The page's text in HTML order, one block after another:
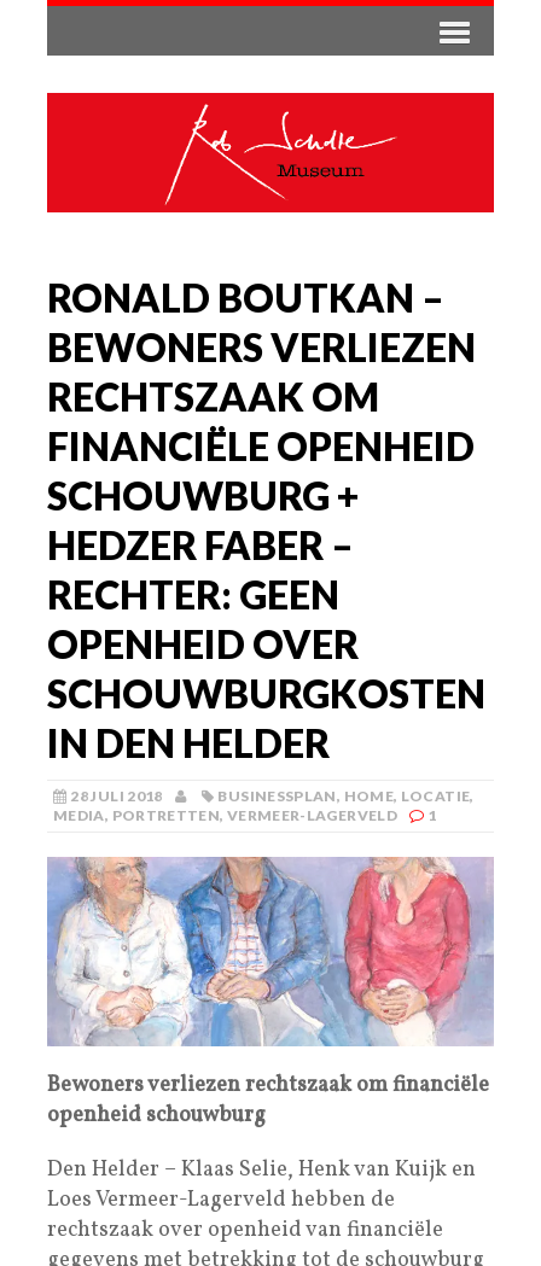
RONALD BOUTKAN –
BEWONERS VERLIEZEN
RECHTSZAAK OM
FINANCIËLE OPENHEID
SCHOUWBURG +
HEDZER FABER –
RECHTER: GEEN
OPENHEID OVER
SCHOUWBURGKOSTEN
IN DEN HELDER
28 JULI 2018 BUSINESSPLAN, HOME, LOCATIE,
MEDIA, PORTRETTEN, VERMEER-LAGERVELD 1
Bewoners verliezen rechtszaak om financiële
openheid schouwburg
Den Helder – Klaas Selie, Henk van Kuijk en
Loes Vermeer-Lagerveld hebben de
rechtszaak over openheid van financiële